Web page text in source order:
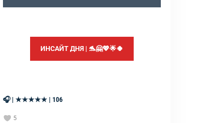
ИНСАЙТ ДНЯ | 🐬🤗💖🌟🍀
🎧 | ★★★★★ | 106
5